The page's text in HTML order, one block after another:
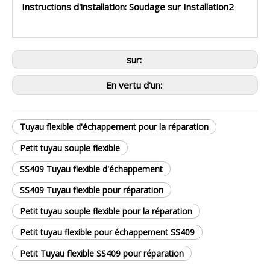
Instructions d'installation: Soudage sur Installation2
sur:
En vertu d'un:
Tuyau flexible d'échappement pour la réparation
Petit tuyau souple flexible
SS409 Tuyau flexible d'échappement
SS409 Tuyau flexible pour réparation
Petit tuyau souple flexible pour la réparation
Petit tuyau flexible pour échappement SS409
Petit Tuyau flexible SS409 pour réparation